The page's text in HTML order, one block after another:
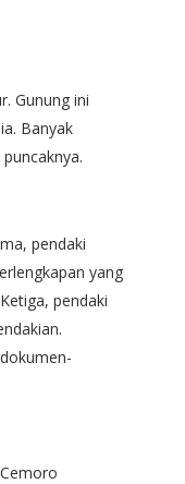
Gunung ini
Banyak
pendaki
yang
pendaki